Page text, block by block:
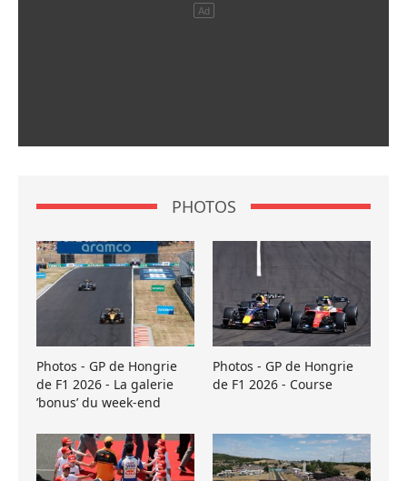
PHOTOS
Photos - GP de Hongrie
de F1 2026 - La galerie
’bonus’ du week-end
Photos - GP de Hongrie
de F1 2026 - Course